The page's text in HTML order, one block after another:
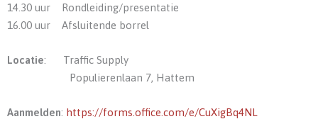
14.30 uur Rondleiding/presentatie
16.00 uur Afsluitende borrel
Locatie: Traffic Supply
Populierenlaan 7, Hattem
Aanmelden: https://forms.office.com/e/CuXigBq4NL